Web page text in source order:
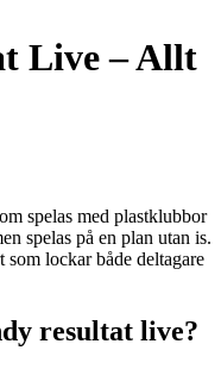
Live – Allt
spelas med plastklubbor
spelas på en plan utan is.
som lockar både deltagare
resultat live?